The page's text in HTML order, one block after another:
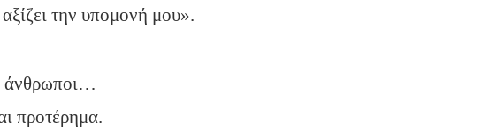
την υπομονή μου».
άνθρωποι…
προτέρημα.